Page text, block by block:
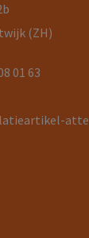
(ZH)
01 63